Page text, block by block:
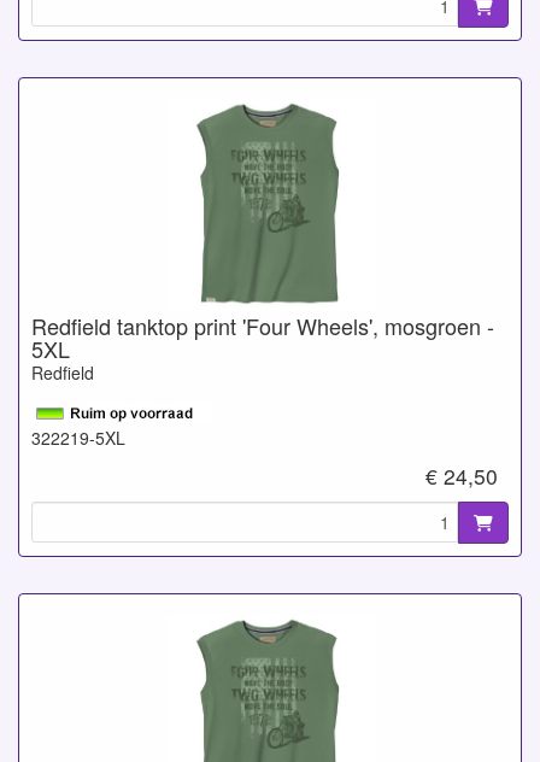
Redfield tanktop print 'Four Wheels', mosgroen -
5XL
Redfield
322219-5XL
€ 24,50